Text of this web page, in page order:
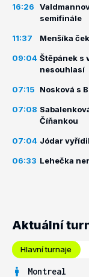
16:26
semifinále
11:37 Menšíka
09:04 Štěpánek s
nesouhlasí
07:15 Nosková s
07:08
Číňankou
07:04 Jódar
06:33 Lehečka
Aktuální
Hlavní turnaje
Montreal